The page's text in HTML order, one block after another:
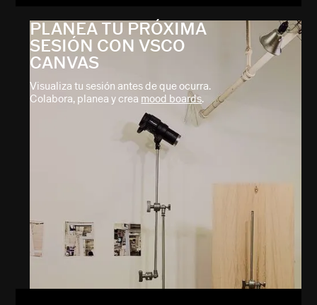
PLANEA TU PRÓXIMA
SESIÓN CON VSCO
CANVAS
Visualiza tu sesión antes de que ocurra.
Colabora, planea y crea mood boards.